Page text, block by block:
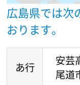
広島県では次
おります。
あ行 安芸
尾道